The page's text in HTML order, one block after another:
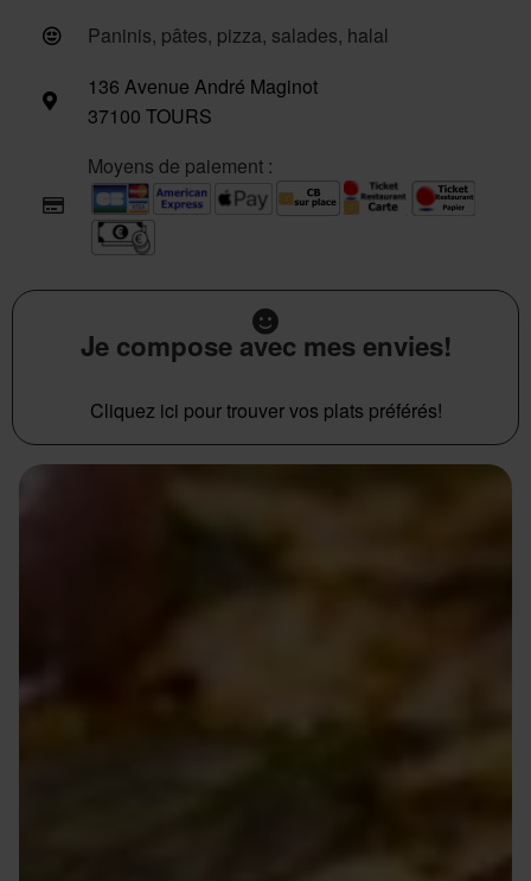
Paninis, pâtes, pizza, salades, halal
136 Avenue André Maginot
37100 TOURS
Moyens de paiement :
Je compose avec mes envies!
Cliquez ici pour trouver vos plats préférés!